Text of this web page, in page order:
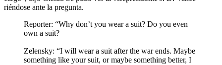
riéndose ante la pregunta.
Reporter: “Why don’t you wear a suit? Do you even
own a suit?
Zelensky: “I will wear a suit after the war ends. Maybe
something like your suit, or maybe something better, I